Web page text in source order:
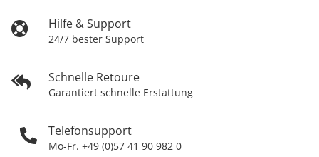
Hilfe & Support
24/7 bester Support
Schnelle Retoure
Garantiert schnelle Erstattung
Telefonsupport
Mo-Fr. +49 (0)57 41 90 982 0